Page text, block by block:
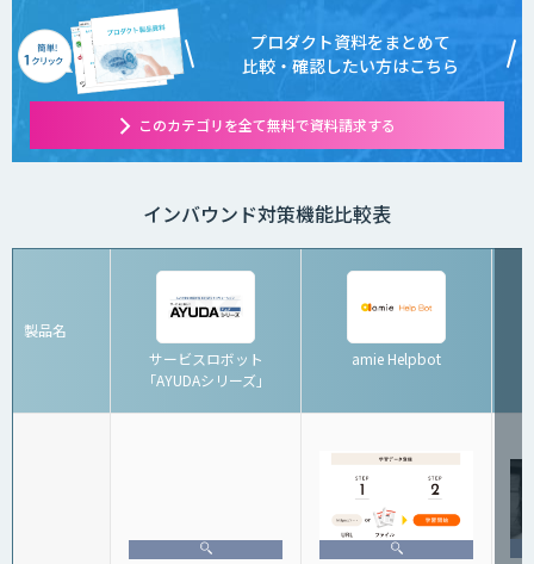
プロダクト資料をまとめて
比較・確認したい方はこちら
このカテゴリを全て無料で資料請求する
インバウンド対策機能比較表
製品名
サービスロボット
「AYUDAシリーズ」
amie Helpbot